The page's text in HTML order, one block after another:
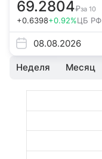
69.2804₽за 10
+0.6398+0.92%ЦБ РФ
08.08.2026
Неделя Месяц